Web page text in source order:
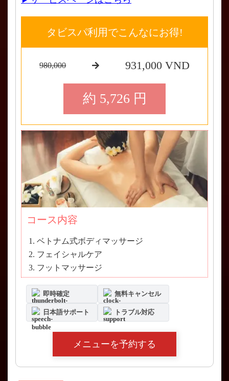
タビスパ利用でこんなにお得!
980,000 931,000 VND
約 5,726 円
コース内容
ベトナム式ボディマッサージ
フェイシャルケア
フットマッサージ
即時確定 無料キャンセル
日本語サポート トラブル対応
メニューを予約する